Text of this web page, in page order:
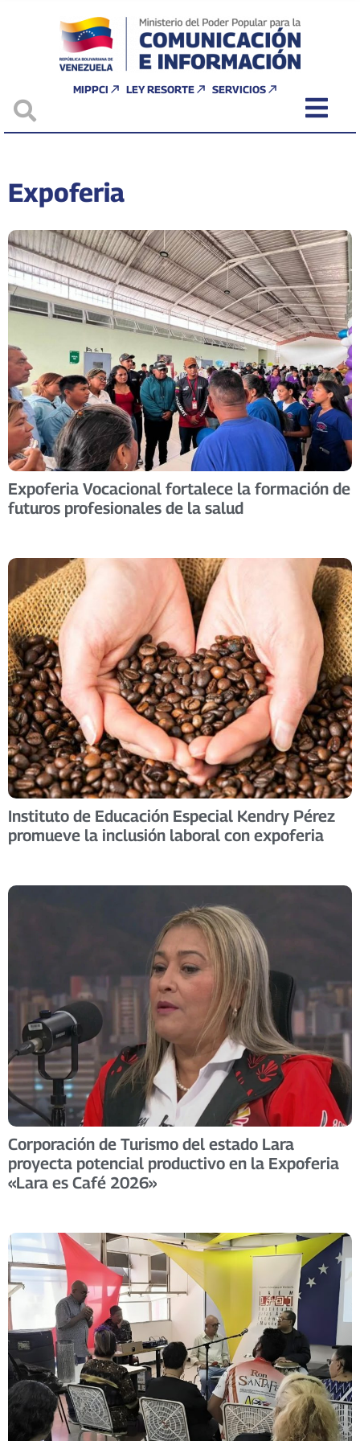
MIPPCI LEY RESORTE SERVICIOS
Expoferia
Expoferia Vocacional fortalece la formación de
futuros profesionales de la salud
Instituto de Educación Especial Kendry Pérez
promueve la inclusión laboral con expoferia
Corporación de Turismo del estado Lara
proyecta potencial productivo en la Expoferia
«Lara es Café 2026»